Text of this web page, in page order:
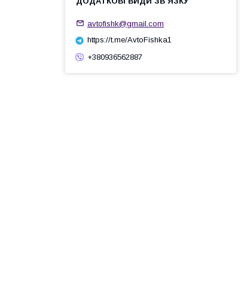
avtofishk@gmail.com
https://t.me/AvtoFishka1
+380936562887